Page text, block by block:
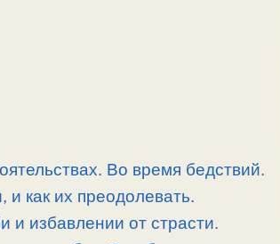
Во время бедствий.
как их преодолевать.
и избавлении от страсти.